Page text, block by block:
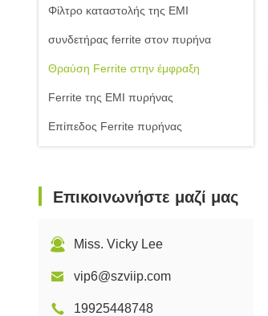
Φίλτρο καταστολής της EMI
συνδετήρας ferrite στον πυρήνα
Θραύση Ferrite στην έμφραξη
Ferrite της EMI πυρήνας
Επίπεδος Ferrite πυρήνας
Επικοινωνήστε μαζί μας
Miss. Vicky Lee
vip6@szviip.com
19925448748